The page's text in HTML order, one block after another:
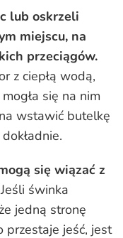
lub oskrzeli
miejscu, na
przeciągów.
z ciepłą wodą,
się na nim
wstawić butelkę
się wiązać z
Jeśli świnka
jedną stronę
przestaje jeść, jest